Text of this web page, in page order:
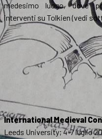
medesimo luogo, dove
interventi su Tolkien (vedi
International Medieval
Leeds University; 4-7 luglio